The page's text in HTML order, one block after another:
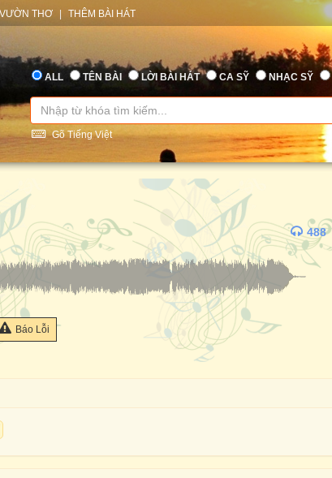
VƯỜN THƠ THÊM BÀI HÁT
ALL TÊN BÀI LỜI BÀI HÁT CA SỸ NHẠC SỸ
Gõ Tiếng Việt
488
Báo Lỗi